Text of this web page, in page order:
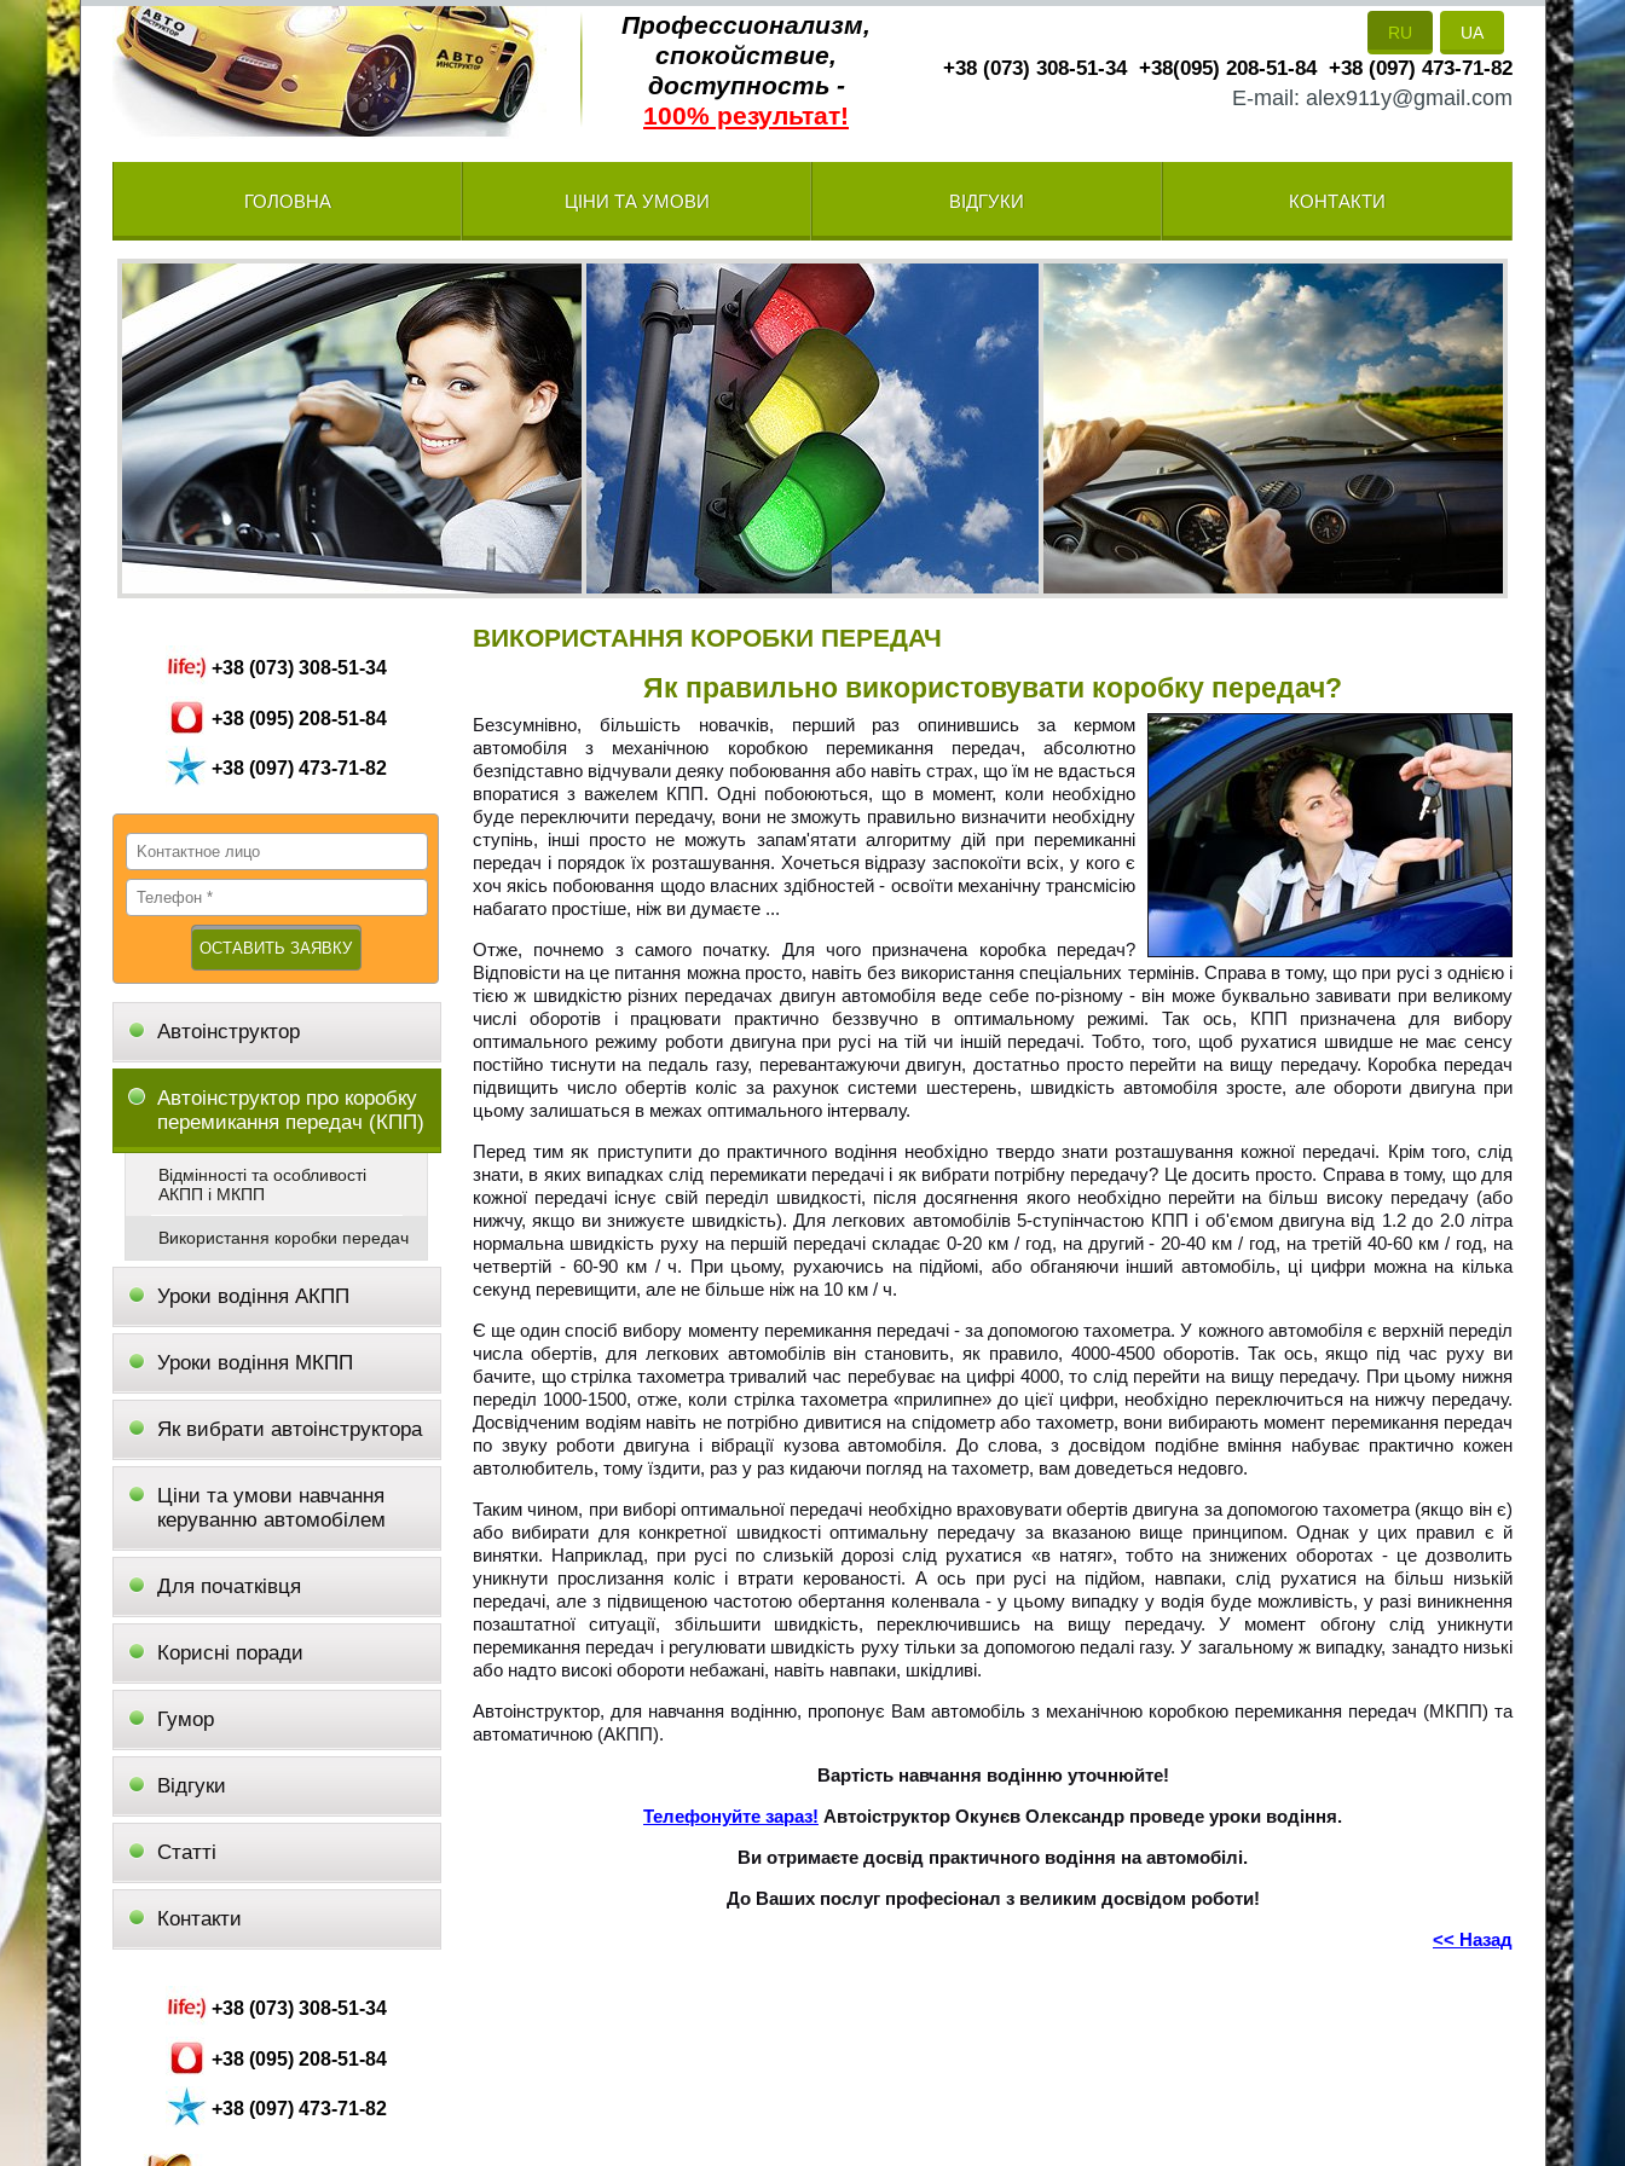
RU UA
Профессионализм,
спокойствие,
доступность -
100% результат!
+38 (073) 308-51-34 +38(095) 208-51-84 +38 (097) 473-71-82
E-mail: alex911y@gmail.com
ГОЛОВНА ЦІНИ ТА УМОВИ ВІДГУКИ КОНТАКТИ
+38 (073) 308-51-34
+38 (095) 208-51-84
+38 (097) 473-71-82
Автоінструктор
Автоінструктор про коробку
перемикання передач (КПП)
Відмінності та особливості
АКПП і МКПП
Використання коробки передач
Уроки водіння АКПП
Уроки водіння МКПП
Як вибрати автоінструктора
Ціни та умови навчання
керуванню автомобілем
Для початківця
Корисні поради
Гумор
Відгуки
Статті
Контакти
+38 (073) 308-51-34
+38 (095) 208-51-84
+38 (097) 473-71-82
ВИКОРИСТАННЯ КОРОБКИ ПЕРЕДАЧ
Як правильно використовувати коробку передач?
Безсумнівно, більшість новачків, перший раз опинившись за кермом
автомобіля з механічною коробкою перемикання передач, абсолютно
безпідставно відчували деяку побоювання або навіть страх, що їм не вдасться
впоратися з важелем КПП. Одні побоюються, що в момент, коли необхідно
буде переключити передачу, вони не зможуть правильно визначити необхідну
ступінь, інші просто не можуть запам'ятати алгоритму дій при перемиканні
передач і порядок їх розташування. Хочеться відразу заспокоїти всіх, у кого є
хоч якісь побоювання щодо власних здібностей - освоїти механічну трансмісію
набагато простіше, ніж ви думаєте ...
Отже, почнемо з самого початку. Для чого призначена коробка передач?
Відповісти на це питання можна просто, навіть без використання спеціальних термінів. Справа в тому, що при русі з однією і
тією ж швидкістю різних передачах двигун автомобіля веде себе по-різному - він може буквально завивати при великому
числі оборотів і працювати практично беззвучно в оптимальному режимі. Так ось, КПП призначена для вибору
оптимального режиму роботи двигуна при русі на тій чи іншій передачі. Тобто, того, щоб рухатися швидше не має сенсу
постійно тиснути на педаль газу, перевантажуючи двигун, достатньо просто перейти на вищу передачу. Коробка передач
підвищить число обертів коліс за рахунок системи шестерень, швидкість автомобіля зросте, але обороти двигуна при
цьому залишаться в межах оптимального інтервалу.
Перед тим як приступити до практичного водіння необхідно твердо знати розташування кожної передачі. Крім того, слід
знати, в яких випадках слід перемикати передачі і як вибрати потрібну передачу? Це досить просто. Справа в тому, що для
кожної передачі існує свій переділ швидкості, після досягнення якого необхідно перейти на більш високу передачу (або
нижчу, якщо ви знижуєте швидкість). Для легкових автомобілів 5-ступінчастою КПП і об'ємом двигуна від 1.2 до 2.0 літра
нормальна швидкість руху на першій передачі складає 0-20 км / год, на другий - 20-40 км / год, на третій 40-60 км / год, на
четвертій - 60-90 км / ч. При цьому, рухаючись на підйомі, або обганяючи інший автомобіль, ці цифри можна на кілька
секунд перевищити, але не більше ніж на 10 км / ч.
Є ще один спосіб вибору моменту перемикання передачі - за допомогою тахометра. У кожного автомобіля є верхній переділ
числа обертів, для легкових автомобілів він становить, як правило, 4000-4500 оборотів. Так ось, якщо під час руху ви
бачите, що стрілка тахометра тривалий час перебуває на цифрі 4000, то слід перейти на вищу передачу. При цьому нижня
переділ 1000-1500, отже, коли стрілка тахометра «прилипне» до цієї цифри, необхідно переключиться на нижчу передачу.
Досвідченим водіям навіть не потрібно дивитися на спідометр або тахометр, вони вибирають момент перемикання передач
по звуку роботи двигуна і вібрації кузова автомобіля. До слова, з досвідом подібне вміння набуває практично кожен
автолюбитель, тому їздити, раз у раз кидаючи погляд на тахометр, вам доведеться недовго.
Таким чином, при виборі оптимальної передачі необхідно враховувати обертів двигуна за допомогою тахометра (якщо він є)
або вибирати для конкретної швидкості оптимальну передачу за вказаною вище принципом. Однак у цих правил є й
винятки. Наприклад, при русі по слизькій дорозі слід рухатися «в натяг», тобто на знижених оборотах - це дозволить
уникнути прослизання коліс і втрати керованості. А ось при русі на підйом, навпаки, слід рухатися на більш низькій
передачі, але з підвищеною частотою обертання коленвала - у цьому випадку у водія буде можливість, у разі виникнення
позаштатної ситуації, збільшити швидкість, переключившись на вищу передачу. У момент обгону слід уникнути
перемикання передач і регулювати швидкість руху тільки за допомогою педалі газу. У загальному ж випадку, занадто низькі
або надто високі обороти небажані, навіть навпаки, шкідливі.
Автоінструктор, для навчання водінню, пропонує Вам автомобіль з механічною коробкою перемикання передач (МКПП) та
автоматичною (АКПП).
Вартість навчання водінню уточнюйте!
Телефонуйте зараз! Автоіструктор Окунєв Олександр проведе уроки водіння.
Ви отримаєте досвід практичного водіння на автомобілі.
До Ваших послуг професіонал з великим досвідом роботи!
<< Назад